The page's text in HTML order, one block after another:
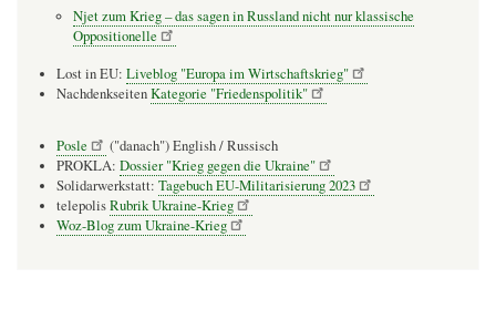
Njet zum Krieg – das sagen in Russland nicht nur klassische
Oppositionelle
Lost in EU: Liveblog "Europa im Wirtschaftskrieg"
NachdenkseitenKategorie "Friedenspolitik"
Posle
("danach") English / Russisch
PROKLA: Dossier "Krieg gegen die Ukraine"
Solidarwerkstatt: Tagebuch EU-Militarisierung 2023
telepolisRubrik Ukraine-Krieg
Woz-Blog zum Ukraine-Krieg